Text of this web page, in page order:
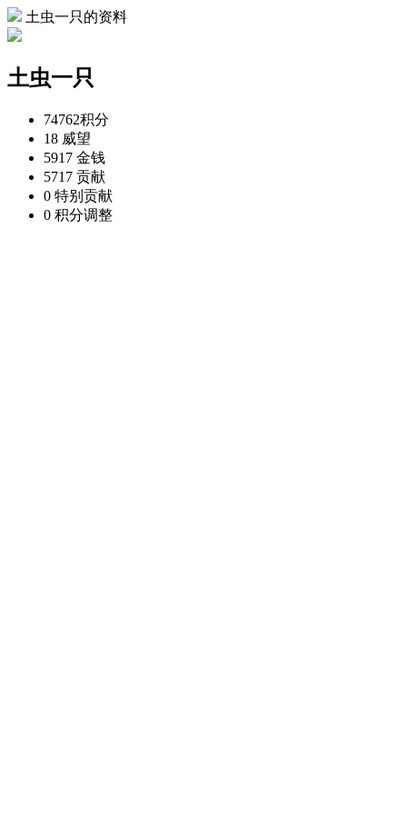
土虫一只的资料
土虫一只
74762积分
18 威望
5917 金钱
5717 贡献
0 特别贡献
0 积分调整